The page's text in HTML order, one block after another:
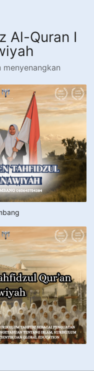
Al-Quran I
menyenangkan